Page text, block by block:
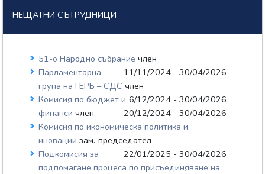
НЕЩАТНИ СЪТРУДНИЦИ
51-о Народно събраниечлен
11/11/2024 - 30/04/2026
Парламентарна
група на ГЕРБ – СДСчлен
6/12/2024 - 30/04/2026
Комисия по бюджет и
финансичлен
20/12/2024 - 30/04/2026
Комисия по икономическа политика и
иновациизам.-председател
22/01/2025 - 30/04/2026
Подкомисия за
подпомагане процеса по присъединяване на